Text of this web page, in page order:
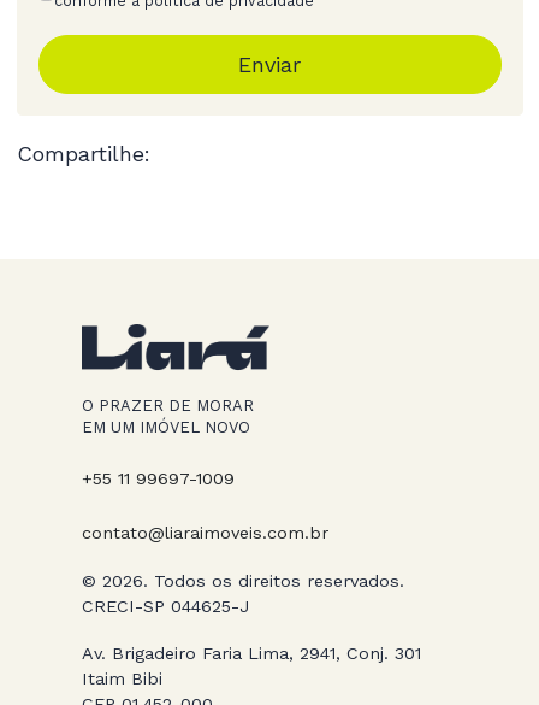
Enviar
Compartilhe:
O PRAZER DE MORAR
EM UM IMÓVEL NOVO
+55 11 99697-1009
contato@liaraimoveis.com.br
© 2026. Todos os direitos reservados.
CRECI-SP 044625-J
Av. Brigadeiro Faria Lima, 2941, Conj. 301
Itaim Bibi